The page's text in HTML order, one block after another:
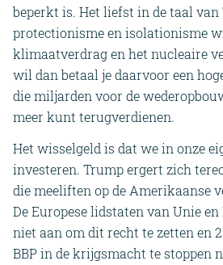
beperkt is. Het liefst in de taal van
protectionisme en isolationisme
klimaatverdrag en het nucleaire
wil dan betaal je daarvoor een
die miljarden voor de
meer kunt terugverdienen.
Het wisselgeld is dat we in onze
investeren. Trump ergert zich
die meeliften op de Amerikaanse
De Europese lidstaten van Unie
niet aan om dit recht te zetten en
BBP in de krijgsmacht te stoppen